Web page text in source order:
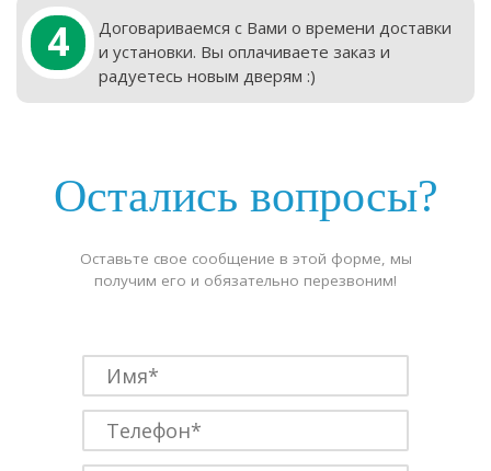
4
Договариваемся с Вами о времени доставки
и установки. Вы оплачиваете заказ и
радуетесь новым дверям :)
Остались вопросы?
Оставьте свое сообщение в этой форме, мы
получим его и обязательно перезвоним!